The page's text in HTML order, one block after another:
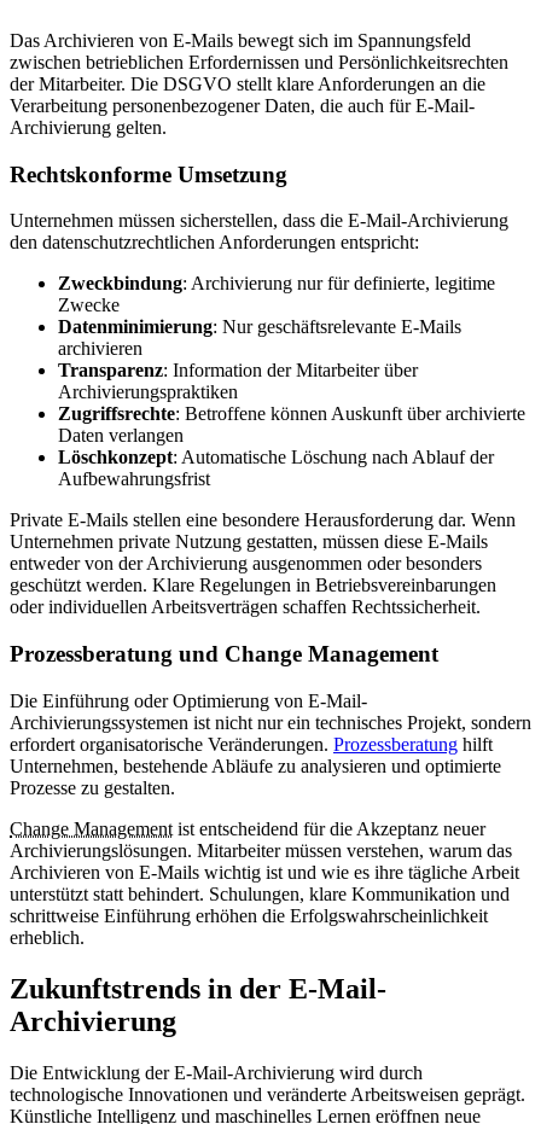
Das Archivieren von E-Mails bewegt sich im Spannungsfeld
zwischen betrieblichen Erfordernissen und Persönlichkeitsrechten
der Mitarbeiter. Die DSGVO stellt klare Anforderungen an die
Verarbeitung personenbezogener Daten, die auch für E-Mail-
Archivierung gelten.
Rechtskonforme Umsetzung
Unternehmen müssen sicherstellen, dass die E-Mail-Archivierung
den datenschutzrechtlichen Anforderungen entspricht:
Zweckbindung: Archivierung nur für definierte, legitime
Zwecke
Datenminimierung: Nur geschäftsrelevante E-Mails
archivieren
Transparenz: Information der Mitarbeiter über
Archivierungspraktiken
Zugriffsrechte: Betroffene können Auskunft über archivierte
Daten verlangen
Löschkonzept: Automatische Löschung nach Ablauf der
Aufbewahrungsfrist
Private E-Mails stellen eine besondere Herausforderung dar. Wenn
Unternehmen private Nutzung gestatten, müssen diese E-Mails
entweder von der Archivierung ausgenommen oder besonders
geschützt werden. Klare Regelungen in Betriebsvereinbarungen
oder individuellen Arbeitsverträgen schaffen Rechtssicherheit.
Prozessberatung und Change Management
Die Einführung oder Optimierung von E-Mail-
Archivierungssystemen ist nicht nur ein technisches Projekt, sondern
erfordert organisatorische Veränderungen. Prozessberatung hilft
Unternehmen, bestehende Abläufe zu analysieren und optimierte
Prozesse zu gestalten.
Change Management ist entscheidend für die Akzeptanz neuer
Archivierungslösungen. Mitarbeiter müssen verstehen, warum das
Archivieren von E-Mails wichtig ist und wie es ihre tägliche Arbeit
unterstützt statt behindert. Schulungen, klare Kommunikation und
schrittweise Einführung erhöhen die Erfolgswahrscheinlichkeit
erheblich.
Zukunftstrends in der E-Mail-
Archivierung
Die Entwicklung der E-Mail-Archivierung wird durch
technologische Innovationen und veränderte Arbeitsweisen geprägt.
Künstliche Intelligenz und maschinelles Lernen eröffnen neue